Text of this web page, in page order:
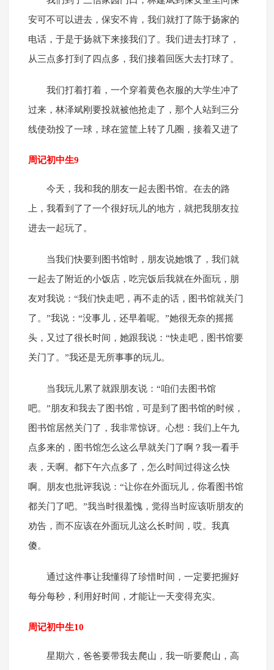
安可不可以进去，保安不肯，我们就打了陈于扬家的
电话，于是于扬就下来接我们了。我们进去打球了，
从三点多打到了四点多，我们接着回医大去打球了。
我们打着打着，一个穿着黄色衣服的大学生冲了
过来，林泽斌刚要投就被他抢走了，那个人站到三分
线使劲投了一球，球在篮筐上转了几圈，接着又进了
周记初中生9
今天，我和我的朋友一起去图书馆。在去的路
上，我看到了了一个很好玩儿的地方，就把我朋友拉
进去一起玩了。
当我们快要到图书馆时，朋友说她饿了，我们就
一起去了附近的小饭店，吃完饭后我就在外面玩，朋
友对我说：“我们快走吧，再不走的话，图书馆就关门
了。”我说：“没事儿，还早着呢。”她很无奈的摇摇
头，又过了很长时间，她跟我说：“快走吧，图书馆要
关门了。”我还是无所事事的玩儿。
当我玩儿累了就跟朋友说：“咱们去图书馆
吧。”朋友和我去了图书馆，可是到了图书馆的时候，
图书馆居然关门了，我非常惊讶。心想：我们上午九
点多来的，图书馆怎么这么早就关门了啊？我一看手
表，天啊。都下午六点多了，怎么时间过得这么快
啊。朋友也批评我说：“让你在外面玩儿，你看图书馆
都关门了吧。”我当时很羞愧，觉得当时应该听朋友的
劝告，而不应该在外面玩儿这么长时间，哎。我真
傻。
通过这件事让我懂得了珍惜时间，一定要把握好
每分每秒，利用好时间，才能让一天变得充实。
周记初中生10
星期六，爸爸要带我去爬山，我一听要爬山，高